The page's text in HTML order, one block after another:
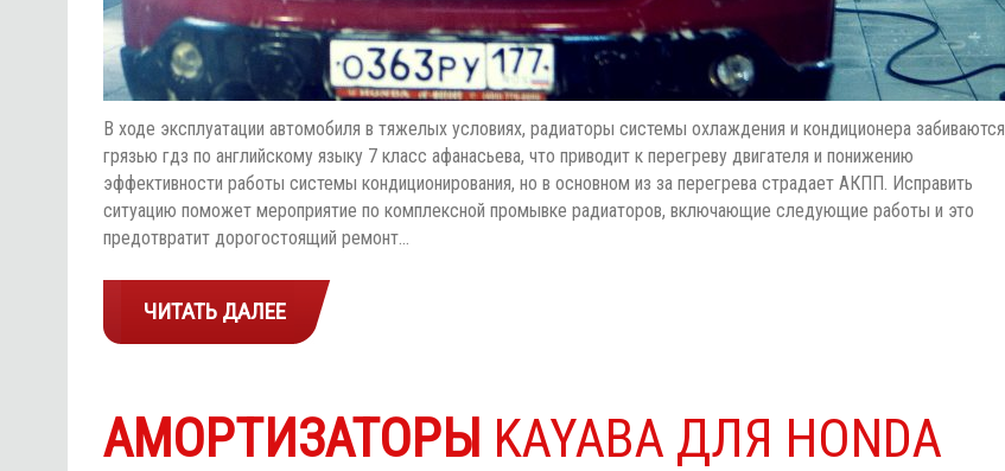
В ходе эксплуатации автомобиля в тяжелых условиях, радиаторы системы охлаждения и кондиционера забиваются
грязью гдз по английскому языку 7 класс афанасьева, что приводит к перегреву двигателя и понижению
эффективности работы системы кондиционирования, но в основном из за перегрева страдает АКПП. Исправить
ситуацию поможет мероприятие по комплексной промывке радиаторов, включающие следующие работы и это
предотвратит дорогостоящий ремонт…
ЧИТАТЬ ДАЛЕЕ
АМОРТИЗАТОРЫ KAYABA ДЛЯ HONDA